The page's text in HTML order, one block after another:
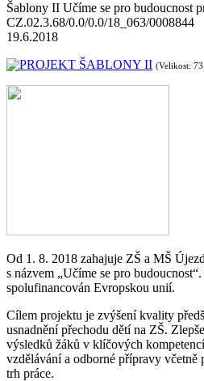
Šablony II Učíme se pro budoucnost
CZ.02.3.68/0.0/0.0/18_063/0008844
19.6.2018
PROJEKT ŠABLONY II (Velikost:
Od 1. 8. 2018 zahajuje ZŠ a MŠ
s názvem „Učíme se pro
spolufinancován Evropskou unií.
Cílem projektu je zvýšení kvality
usnadnění přechodu dětí na ZŠ.
výsledků žáků v klíčových
vzdělávání a odborné přípravy včetně
trh práce.